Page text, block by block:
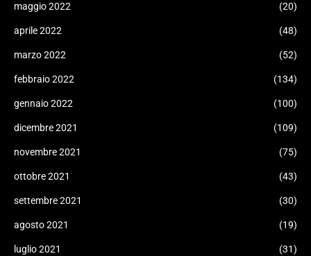
maggio 2022 (20)
aprile 2022 (48)
marzo 2022 (52)
febbraio 2022 (134)
gennaio 2022 (100)
dicembre 2021 (109)
novembre 2021 (75)
ottobre 2021 (43)
settembre 2021 (30)
agosto 2021 (19)
luglio 2021 (31)